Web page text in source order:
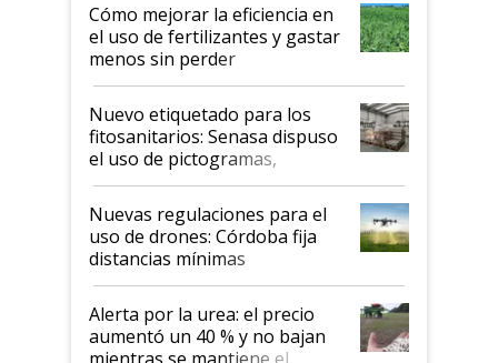
Cómo mejorar la eficiencia en
el uso de fertilizantes y gastar
menos sin perder
productividad en la campaña
fina
Nuevo etiquetado para los
fitosanitarios: Senasa dispuso
el uso de pictogramas,
palabras de advertencia e
indicaciones
Nuevas regulaciones para el
uso de drones: Córdoba fija
distancias mínimas
Alerta por la urea: el precio
aumentó un 40 % y no bajan
mientras se mantiene el